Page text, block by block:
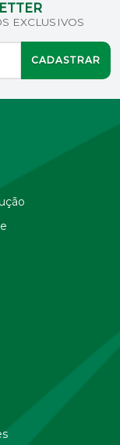
EXCLUSIVOS
CADASTRAR